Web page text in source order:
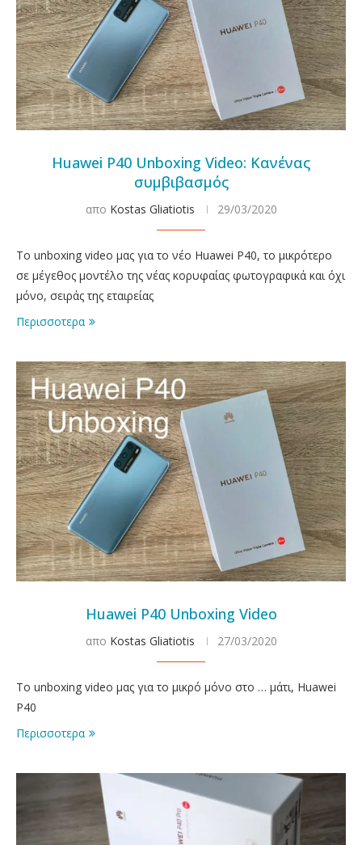
Huawei P40 Unboxing Video: Κανένας
συμβιβασμός
απο Kostas Gliatiotis 29/03/2020
Το unboxing video μας για το νέο Huawei P40, το μικρότερο
σε μέγεθος μοντέλο της νέας κορυφαίας φωτογραφικά και όχι
μόνο, σειράς της εταιρείας
Περισσοτερα
Huawei P40 Unboxing Video
απο Kostas Gliatiotis 27/03/2020
To unboxing video μας για το μικρό μόνο στο … μάτι, Huawei
P40
Περισσοτερα